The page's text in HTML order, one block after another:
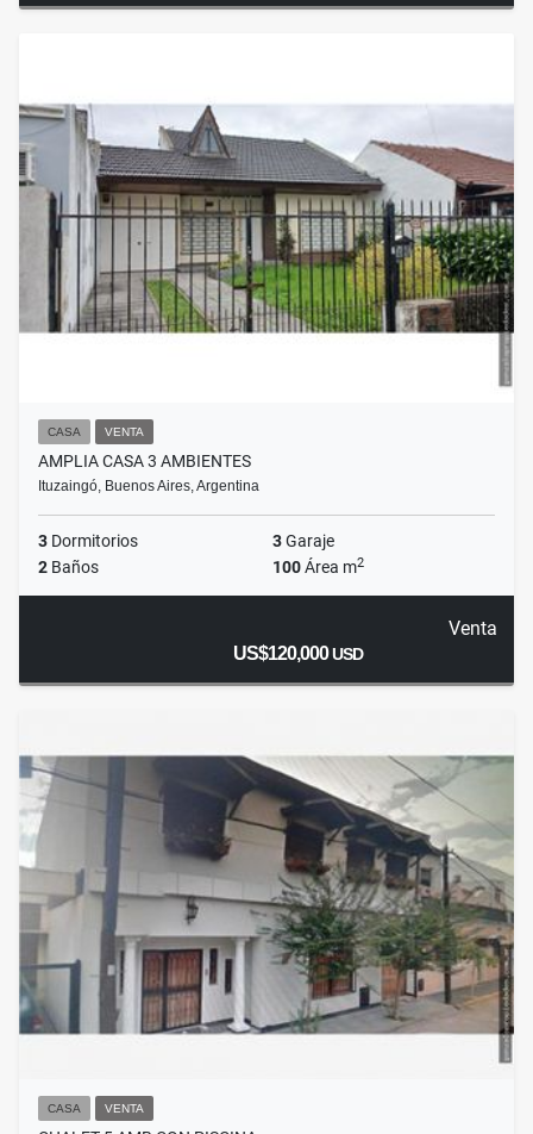
CASA VENTA
AMPLIA CASA 3 AMBIENTES
Ituzaingó, Buenos Aires, Argentina
3 Dormitorios 3Garaje
2 Baños 100Área m2
Venta
US$120,000USD
CASA VENTA